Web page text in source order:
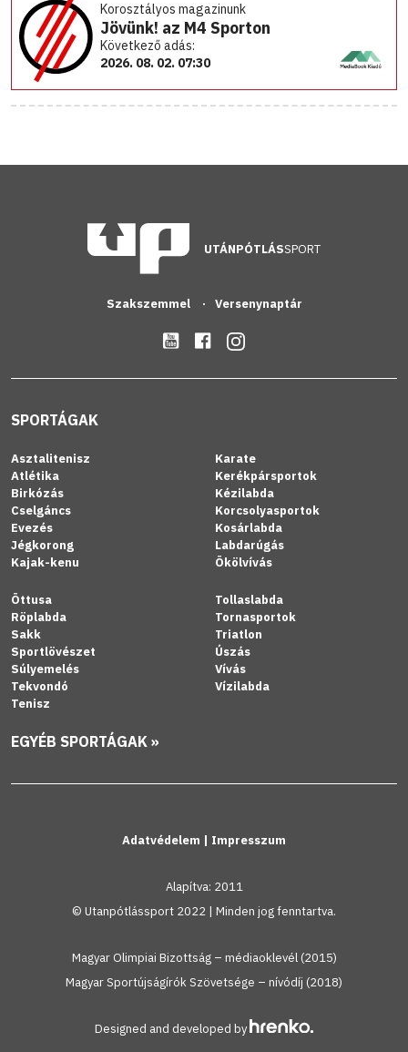
Korosztályos magazinunk
Jövünk! az M4 Sporton
Következő adás:
2026. 08. 02. 07:30
UTÁNPÓTLÁSSPORT
Szakszemmel Versenynaptár
SPORTÁGAK
Asztalitenisz
Atlétika
Birkózás
Cselgáncs
Evezés
Jégkorong
Kajak-kenu
Karate
Kerékpársportok
Kézilabda
Korcsolyasportok
Kosárlabda
Labdarúgás
Ökölvívás
Öttusa
Röplabda
Sakk
Sportlövészet
Súlyemelés
Tekvondó
Tenisz
Tollaslabda
Tornasportok
Triatlon
Úszás
Vívás
Vízilabda
EGYÉB SPORTÁGAK »
Adatvédelem | Impresszum
Alapítva: 2011
© Utanpótlássport 2022 | Minden jog fenntartva.
Magyar Olimpiai Bizottság – médiaoklevél (2015)
Magyar Sportújságírók Szövetsége – nívódíj (2018)
Designed and developed by